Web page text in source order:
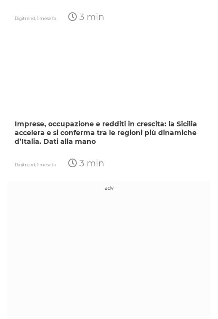
Digitrend,1 mese fa 3 min
Imprese, occupazione e redditi in crescita: la Sicilia
accelera e si conferma tra le regioni più dinamiche
d’Italia. Dati alla mano
Digitrend,1 mese fa 3 min